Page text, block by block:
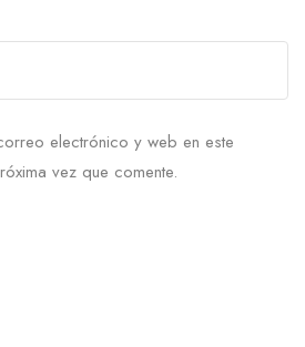
electrónico y web en este
vez que comente.